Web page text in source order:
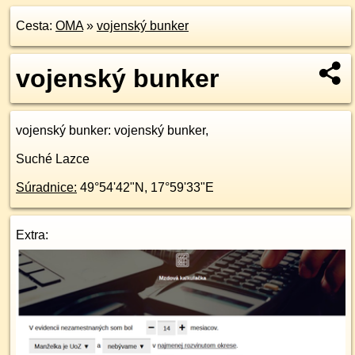
Cesta: OMA» vojenský bunker
vojenský bunker
vojenský bunker: vojenský bunker,
Suché Lazce
Súradnice: 49°54'42"N , 17°59'33"E
Extra: